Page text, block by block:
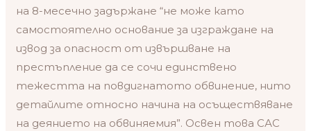
на 8-месечно задържане “не може като
самостоятелно основание за изграждане на
извод за опасност от извършване на
престъпление да се сочи единствено
тежестта на повдигнатото обвинение, нито
детайлите относно начина на осъществяване
на деянието на обвиняемия”. Освен това САС